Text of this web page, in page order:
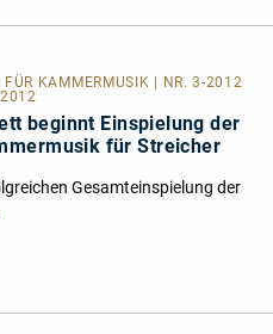
FÜR KAMMERMUSIK | NR. 3-2012
beginnt Einspielung der
für Streicher
Gesamteinspielung der